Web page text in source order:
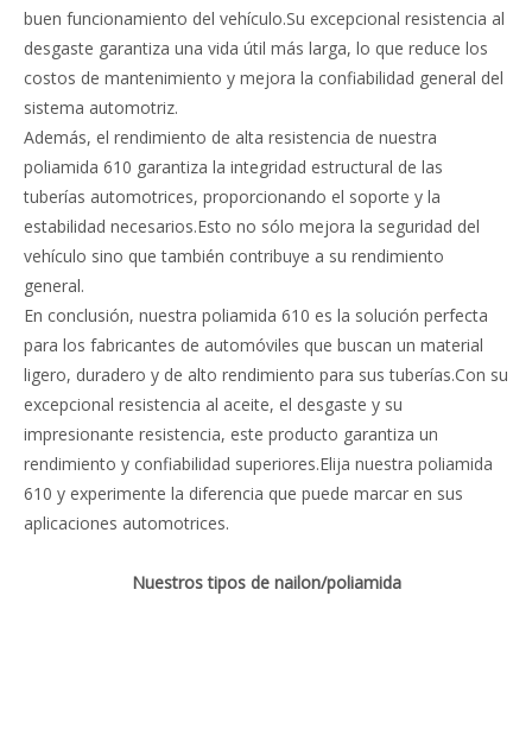
buen funcionamiento del vehículo.Su excepcional resistencia al
desgaste garantiza una vida útil más larga, lo que reduce los
costos de mantenimiento y mejora la confiabilidad general del
sistema automotriz.
Además, el rendimiento de alta resistencia de nuestra
poliamida 610 garantiza la integridad estructural de las
tuberías automotrices, proporcionando el soporte y la
estabilidad necesarios.Esto no sólo mejora la seguridad del
vehículo sino que también contribuye a su rendimiento
general.
En conclusión, nuestra poliamida 610 es la solución perfecta
para los fabricantes de automóviles que buscan un material
ligero, duradero y de alto rendimiento para sus tuberías.Con su
excepcional resistencia al aceite, el desgaste y su
impresionante resistencia, este producto garantiza un
rendimiento y confiabilidad superiores.Elija nuestra poliamida
610 y experimente la diferencia que puede marcar en sus
aplicaciones automotrices.
Nuestros tipos de nailon/poliamida